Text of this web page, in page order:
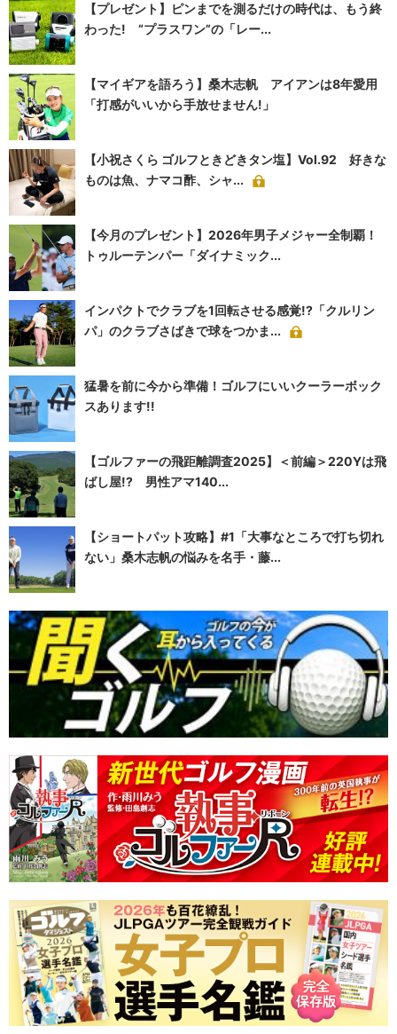
【プレゼント】ピンまでを測るだけの時代は、もう終
わった! “プラスワン”の「レー...
【マイギアを語ろう】桑木志帆 アイアンは8年愛用
「打感がいいから手放せません!」
【小祝さくら ゴルフときどきタン塩】Vol.92 好きな
ものは魚、ナマコ酢、シャ...
【今月のプレゼント】2026年男子メジャー全制覇！
トゥルーテンパー「ダイナミック...
インパクトでクラブを1回転させる感覚!?「クルリン
パ」のクラブさばきで球をつかま...
猛暑を前に今から準備！ゴルフにいいクーラーボック
スあります!!
【ゴルファーの飛距離調査2025】＜前編＞220Yは飛
ばし屋!? 男性アマ140...
【ショートパット攻略】#1「大事なところで打ち切れ
ない」桑木志帆の悩みを名手・藤...